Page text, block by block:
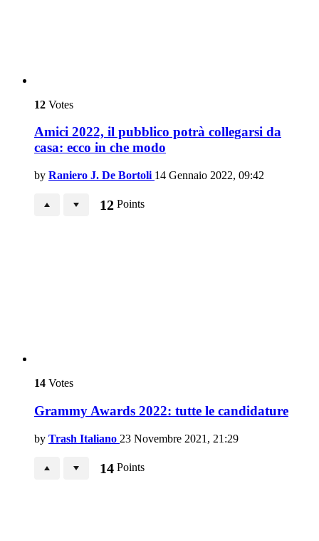
12 Votes
Amici 2022, il pubblico potrà collegarsi da
casa: ecco in che modo
by Raniero J. De Bortoli 14 Gennaio 2022, 09:42
12 Points
14 Votes
Grammy Awards 2022: tutte le candidature
by Trash Italiano 23 Novembre 2021, 21:29
14 Points